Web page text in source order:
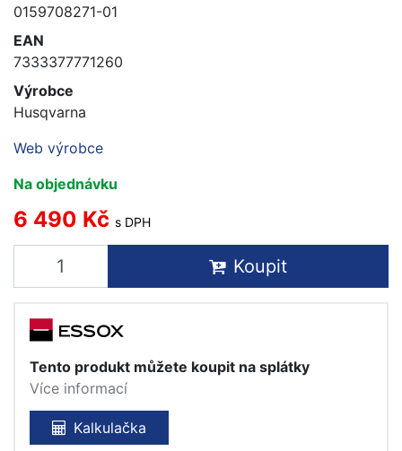
0159708271-01
EAN
7333377771260
Výrobce
Husqvarna
Web výrobce
Na objednávku
6 490 Kč s DPH
Koupit
Tento produkt můžete koupit na splátky
Více informací
Kalkulačka